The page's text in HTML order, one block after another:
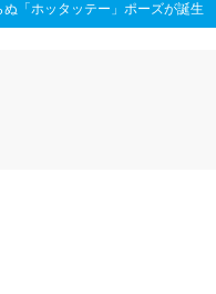
「ホッタッテー」ポーズが誕生